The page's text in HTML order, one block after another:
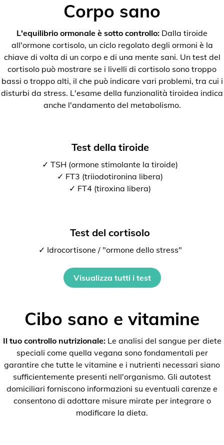
Corpo sano
L'equilibrio ormonale è sotto controllo: Dalla tiroide
all'ormone cortisolo, un ciclo regolato degli ormoni è la
chiave di volta di un corpo e di una mente sani. Un test del
cortisolo può mostrare se i livelli di cortisolo sono troppo
bassi o troppo alti, il che può indicare vari problemi, tra cui i
disturbi da stress. L'esame della funzionalità tiroidea indica
anche l'andamento del metabolismo.
Test della tiroide
✓ TSH (ormone stimolante la tiroide)
✓ FT3 (triiodotironina libera)
✓ FT4 (tiroxina libera)
Test del cortisolo
✓ Idrocortisone / "ormone dello stress"
Visualizza tutti i test
Cibo sano e vitamine
Il tuo controllo nutrizionale:Le analisi del sangue per diete
speciali come quella vegana sono fondamentali per
garantire che tutte le vitamine e i nutrienti necessari siano
sufficientemente presenti nell'organismo. Gli autotest
domiciliari forniscono informazioni su eventuali carenze e
consentono di adottare misure mirate per integrare o
modificare la dieta.